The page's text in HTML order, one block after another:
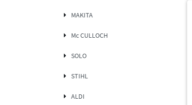
MAKITA
Mc CULLOCH
SOLO
STIHL
ALDI